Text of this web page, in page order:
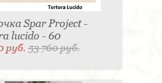
Spar Project -
lucido - 60
руб.53 760 руб.